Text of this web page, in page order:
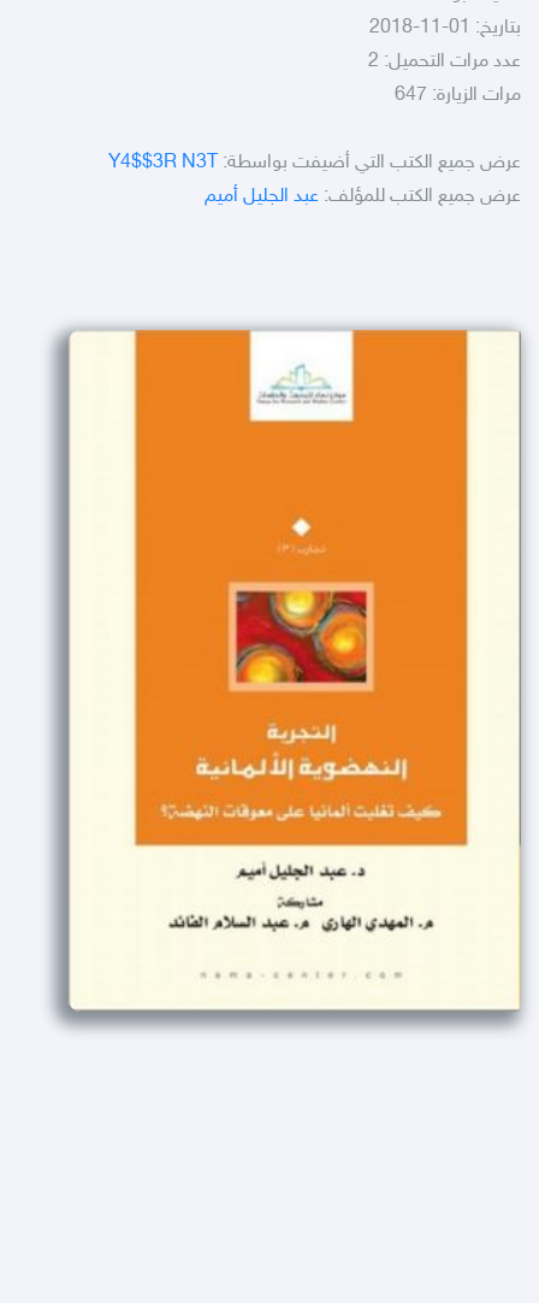
بتاريخ: 01-11-2018
عدد مرات التحميل: 2
مرات الزيارة: 647
عرض جميع الكتب التي أضيفت بواسطة: Y4$$3R N3T
عرض جميع الكتب للمؤلف: عبد الجليل أميم